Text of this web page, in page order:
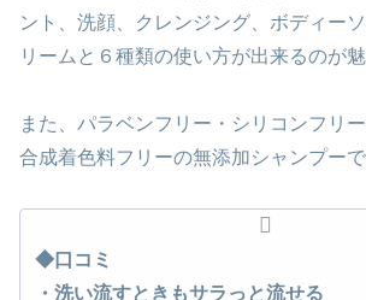
ント、洗顔、クレンジング、ボディー
リームと６種類の使い方が出来るのが魅
また、パラベンフリー・シリコンフリ
合成着色料フリーの無添加シャンプーで
◆口コミ
・洗い流すときもサラっと流せる